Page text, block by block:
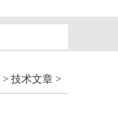
> 技术文章 >